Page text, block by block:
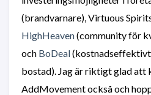
(brandvarnare), Virtuous
HighHeaven(community för
och BoDeal
bostad). Jag är riktigt glad att
AddMovement också och